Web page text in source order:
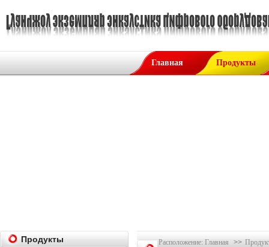
Главная Продукты
Продукты
Расположение: Главная >>